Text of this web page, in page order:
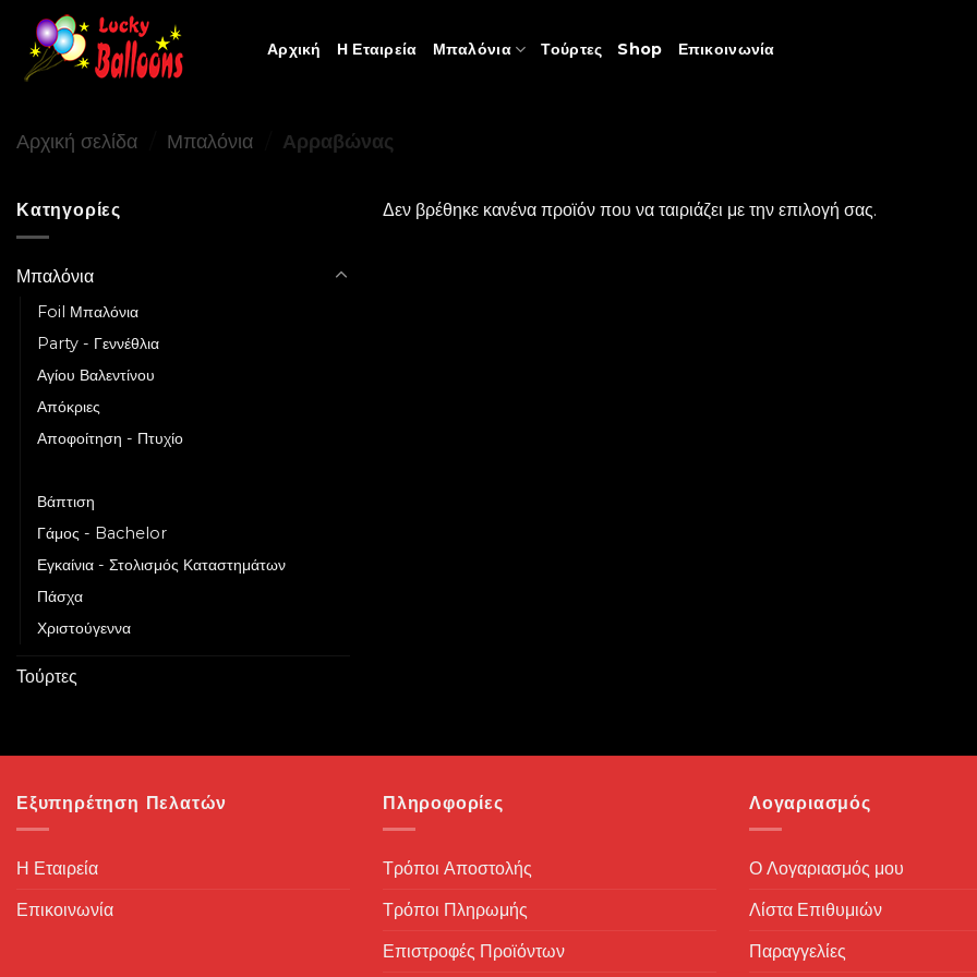
content
Αρχική Η Εταιρεία Μπαλόνια Τούρτες Shop Επικοινωνία
Αρχική σελίδα Μπαλόνια Αρραβώνας
Κατηγορίες
Μπαλόνια
Foil Μπαλόνια
Party - Γεννέθλια
Αγίου Βαλεντίνου
Απόκριες
Αποφοίτηση - Πτυχίο
Βάπτιση
Γάμος - Bachelor
Εγκαίνια - Στολισμός Καταστημάτων
Πάσχα
Χριστούγεννα
Τούρτες
Δεν βρέθηκε κανένα προϊόν που να ταιριάζει με την επιλογή σας.
Εξυπηρέτηση Πελατών
Η Εταιρεία
Επικοινωνία
Πληροφορίες
Τρόποι Αποστολής
Τρόποι Πληρωμής
Επιστροφές Προϊόντων
Λογαριασμός
Ο Λογαριασμός μου
Λίστα Επιθυμιών
Παραγγελίες